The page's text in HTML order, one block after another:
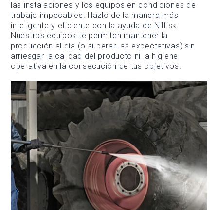
las instalaciones y los equipos en condiciones de
trabajo impecables. Hazlo de la manera más
inteligente y eficiente con la ayuda de Nilfisk.
Nuestros equipos te permiten mantener la
producción al día (o superar las expectativas) sin
arriesgar la calidad del producto ni la higiene
operativa en la consecución de tus objetivos.